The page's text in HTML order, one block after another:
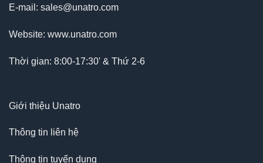
E-mail: sales@unatro.com
Website: www.unatro.com
Thời gian: 8:00-17:30' & Thứ 2-6
Giới thiệu Unatro
Thông tin liên hệ
Thông tin tuyển dụng